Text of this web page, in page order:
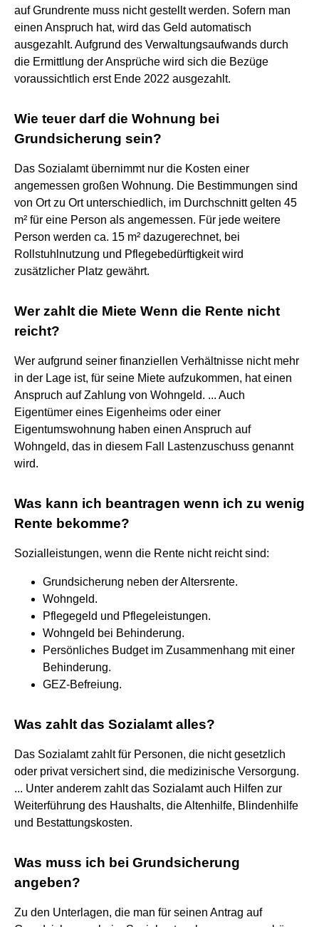
auf Grundrente muss nicht gestellt werden. Sofern man
einen Anspruch hat, wird das Geld automatisch
ausgezahlt. Aufgrund des Verwaltungsaufwands durch
die Ermittlung der Ansprüche wird sich die Bezüge
voraussichtlich erst Ende 2022 ausgezahlt.
Wie teuer darf die Wohnung bei
Grundsicherung sein?
Das Sozialamt übernimmt nur die Kosten einer
angemessen großen Wohnung. Die Bestimmungen sind
von Ort zu Ort unterschiedlich, im Durchschnitt gelten 45
m² für eine Person als angemessen. Für jede weitere
Person werden ca. 15 m² dazugerechnet, bei
Rollstuhlnutzung und Pflegebedürftigkeit wird
zusätzlicher Platz gewährt.
Wer zahlt die Miete Wenn die Rente nicht
reicht?
Wer aufgrund seiner finanziellen Verhältnisse nicht mehr
in der Lage ist, für seine Miete aufzukommen, hat einen
Anspruch auf Zahlung von Wohngeld. ... Auch
Eigentümer eines Eigenheims oder einer
Eigentumswohnung haben einen Anspruch auf
Wohngeld, das in diesem Fall Lastenzuschuss genannt
wird.
Was kann ich beantragen wenn ich zu wenig
Rente bekomme?
Sozialleistungen, wenn die Rente nicht reicht sind:
Grundsicherung neben der Altersrente.
Wohngeld.
Pflegegeld und Pflegeleistungen.
Wohngeld bei Behinderung.
Persönliches Budget im Zusammenhang mit einer
Behinderung.
GEZ-Befreiung.
Was zahlt das Sozialamt alles?
Das Sozialamt zahlt für Personen, die nicht gesetzlich
oder privat versichert sind, die medizinische Versorgung.
... Unter anderem zahlt das Sozialamt auch Hilfen zur
Weiterführung des Haushalts, die Altenhilfe, Blindenhilfe
und Bestattungskosten.
Was muss ich bei Grundsicherung
angeben?
Zu den Unterlagen, die man für seinen Antrag auf